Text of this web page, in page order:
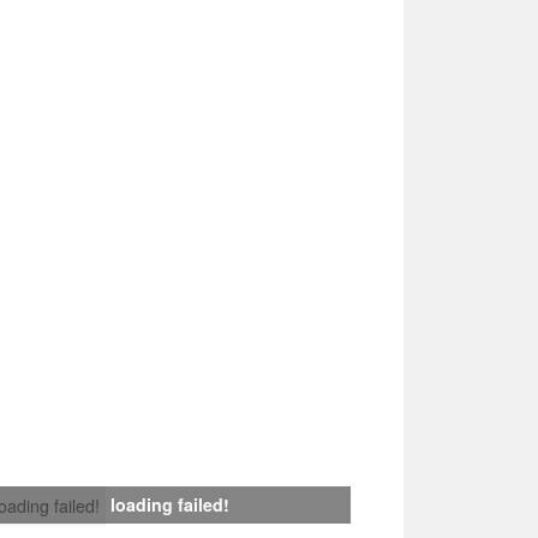
failed! loading failed!